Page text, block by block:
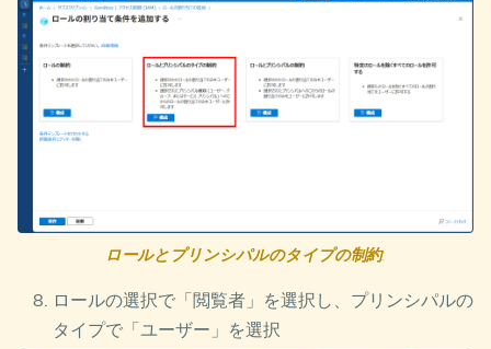
ロールとプリンシパルのタイプの制約:
ロールの選択で「閲覧者」を選択し、プリンシパルの
タイプで「ユーザー」を選択